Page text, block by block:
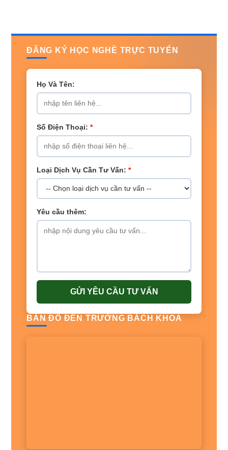
ĐĂNG KÝ HỌC NGHỀ TRỰC TUYẾN
Họ Và Tên:
Số Điện Thoại: *
Loại Dịch Vụ Cần Tư Vấn: *
Yêu cầu thêm:
GỬI YÊU CẦU TƯ VẤN
BẢN ĐỒ ĐẾN TRƯỜNG BÁCH KHOA